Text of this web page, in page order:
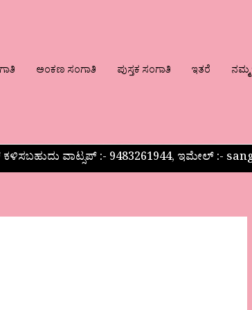
ಅಂಕಣ ಸಂಗಾತಿ ಪುಸ್ತಕ ಸಂಗಾತಿ ಇತರೆ ನಮ್ಮ
ವಾಟ್ಸಪ್‌ :- 9483261944, ಇಮೇಲ್ :-